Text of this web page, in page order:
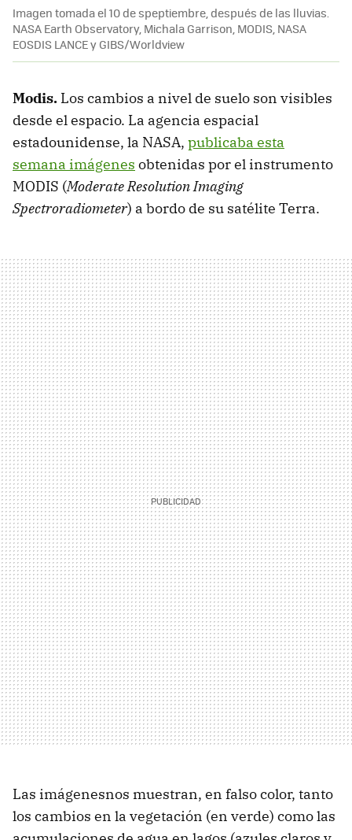
Imagen tomada el 10 de speptiembre, después de las lluvias.
NASA Earth Observatory, Michala Garrison, MODIS, NASA
EOSDIS LANCE y GIBS/Worldview
Modis. Los cambios a nivel de suelo son visibles
desde el espacio. La agencia espacial
estadounidense, la NASA, publicaba esta
semana imágenes obtenidas por el instrumento
MODIS (Moderate Resolution Imaging
Spectroradiometer) a bordo de su satélite Terra.
Las imágenesnos muestran, en falso color, tanto
los cambios en la vegetación (en verde) como las